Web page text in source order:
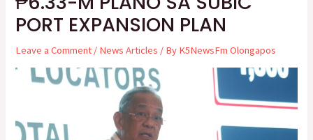
PORT EXPANSION PLAN
Leave a Comment / News Articles / By K5NewsFm Olongapos